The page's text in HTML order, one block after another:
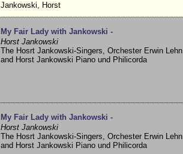
Jankowski, Horst
My Fair Lady with Jankowski -
Horst Jankowski
The Hosrt Jankowski-Singers, Orchester Erwin Lehn
and Horst Jankowski Piano und Philicorda
My Fair Lady with Jankowski -
Horst Jankowski
The Hosrt Jankowski-Singers, Orchester Erwin Lehn
and Horst Jankowski Piano und Philicorda